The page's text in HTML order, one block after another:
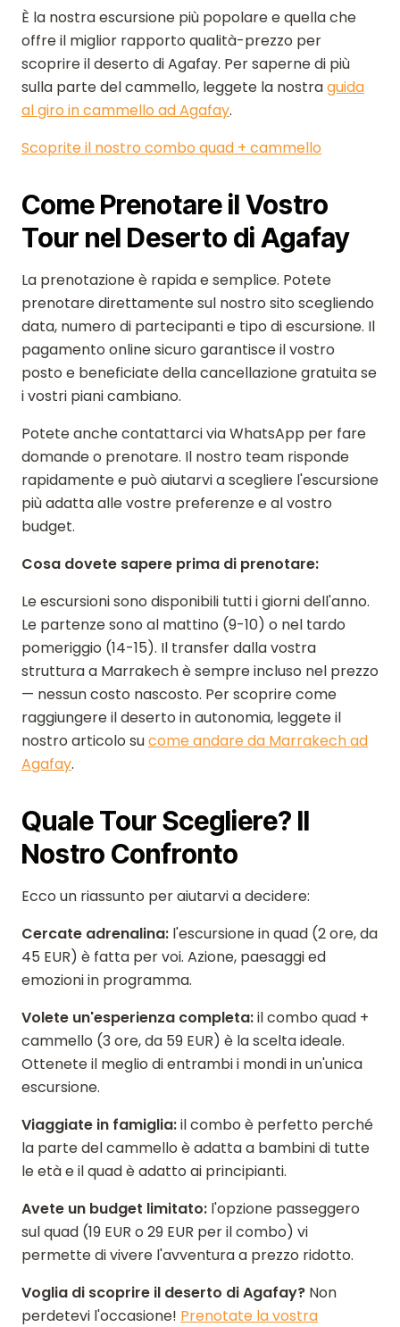
È la nostra escursione più popolare e quella che
offre il miglior rapporto qualità-prezzo per
scoprire il deserto di Agafay. Per saperne di più
sulla parte del cammello, leggete la nostraguida
al giro in cammello ad Agafay.
Scoprite il nostro combo quad + cammello
Come Prenotare il Vostro
Tour nel Deserto di Agafay
La prenotazione è rapida e semplice. Potete
prenotare direttamente sul nostro sito scegliendo
data, numero di partecipanti e tipo di escursione. Il
pagamento online sicuro garantisce il vostro
posto e beneficiate della cancellazione gratuita se
i vostri piani cambiano.
Potete anche contattarci via WhatsApp per fare
domande o prenotare. Il nostro team risponde
rapidamente e può aiutarvi a scegliere l'escursione
più adatta alle vostre preferenze e al vostro
budget.
Cosa dovete sapere prima di prenotare:
Le escursioni sono disponibili tutti i giorni dell'anno.
Le partenze sono al mattino (9-10) o nel tardo
pomeriggio (14-15). Il transfer dalla vostra
struttura a Marrakech è sempre incluso nel prezzo
— nessun costo nascosto. Per scoprire come
raggiungere il deserto in autonomia, leggete il
nostro articolo sucome andare da Marrakech ad
Agafay.
Quale Tour Scegliere? Il
Nostro Confronto
Ecco un riassunto per aiutarvi a decidere:
Cercate adrenalina: l'escursione in quad (2 ore, da
45 EUR) è fatta per voi. Azione, paesaggi ed
emozioni in programma.
Volete un'esperienza completa:il combo quad +
cammello (3 ore, da 59 EUR) è la scelta ideale.
Ottenete il meglio di entrambi i mondi in un'unica
escursione.
Viaggiate in famiglia:il combo è perfetto perché
la parte del cammello è adatta a bambini di tutte
le età e il quad è adatto ai principianti.
Avete un budget limitato: l'opzione passeggero
sul quad (19 EUR o 29 EUR per il combo) vi
permette di vivere l'avventura a prezzo ridotto.
Voglia di scoprire il deserto di Agafay? Non
perdetevi l'occasione! Prenotate la vostra